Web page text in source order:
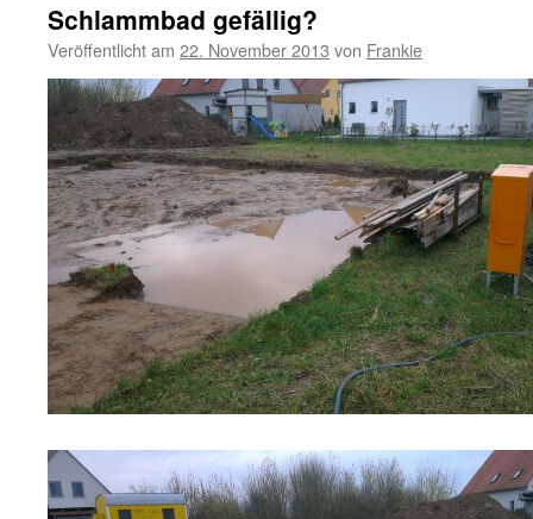
Schlammbad gefällig?
Veröffentlicht am 22. November 2013 von Frankie